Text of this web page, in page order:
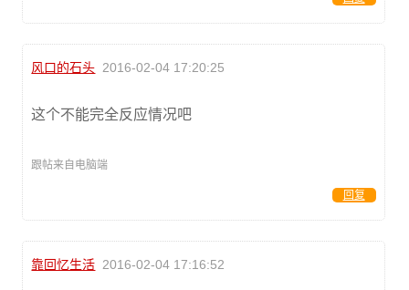
风口的石头 2016-02-04 17:20:25
这个不能完全反应情况吧
跟帖来自电脑端
回复
靠回忆生活 2016-02-04 17:16:52